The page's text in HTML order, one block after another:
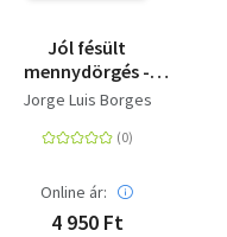
Jól fésült
mennydörgés -
Összegyűjtött
Jorge Luis Borges
Online ár:
4 950 Ft